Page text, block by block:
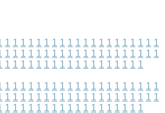
1 1 1 1 1 1 1 1 1 1 1 1 1 1 1 1 1 1 1 1
1 1 1 1 1 1 1 1 1 1 1 1 1 1 1 1 1 1 1 1
1 1 1 1 1 1 1 1 1 1 1 1 1 1 1 1 1 1
1 1 1 1 1 1 1 1 1 1 1 1 1 1 1 1 1 1 1 1
1 1 1 1 1 1 1 1 1 1 1 1 1 1 1 1 1 1 1 1
1 1 1 1 1 1 1 1 1 1 1 1 1 1 1 1 1 1